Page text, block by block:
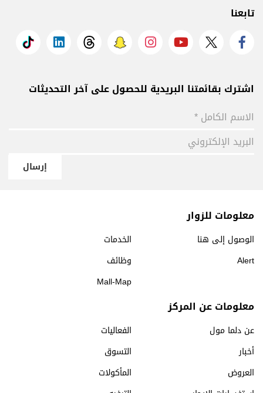
تابعنا
اشترك بقائمتنا البريدية للحصول على آخر التحديثات
إرسال
معلومات للزوار
الخدمات
الوصول إلى هنا
وظائف
Alert
Mall-Map
معلومات عن المركز
عن دلما مول
الفعاليات
أخبار
التسوق
العروض
المأكولات